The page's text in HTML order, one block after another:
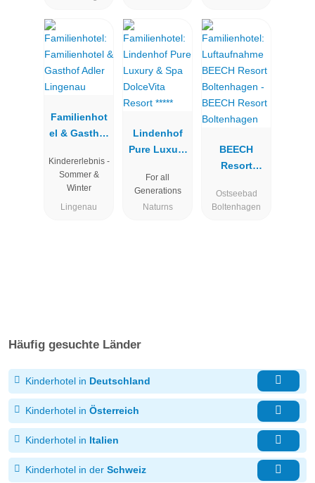
Familienhot
el & Gasthof
Lingenau
Kindererlebnis -
Sommer &
Winter
Lingenau
Lindenhof
Pure Luxury
DolceVita
For all
Generations
Naturns
BEECH
Resort
Ostseebad
Boltenhagen
Häufig gesuchte Länder
Kinderhotel in Deutschland
Kinderhotel in Österreich
Kinderhotel in Italien
Kinderhotel in der Schweiz